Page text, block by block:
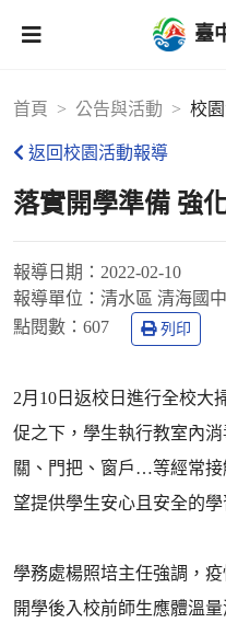
臺
首頁 公告與活動 校
返回校園活動報導
落實開學準備 強
報導日期： 2022-02-10
報導單位： 清水區 清海國
點閱數： 607 列印
2月10日返校日進行全校大
促之下，學生執行教室內
關、門把、窗戶…等經常
望提供學生安心且安全的學
學務處楊照培主任強調，
開學後入校前師生應體溫